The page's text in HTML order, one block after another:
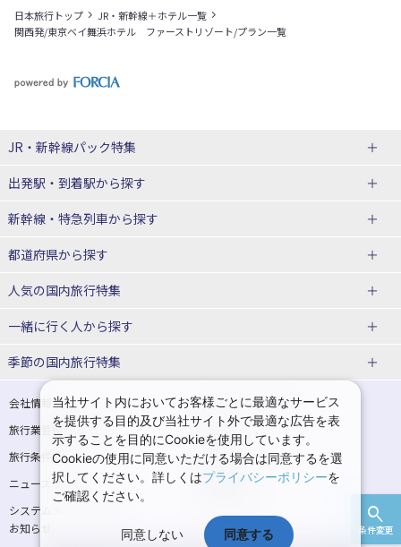
条件変更
日本旅行トップ
JR・新幹線＋ホテル一覧
関西発/東京ベイ舞浜ホテル ファーストリゾート/プラン一覧
JR・新幹線パック特集
JR・新幹線＋ホテルパック
出張パック
出発駅・到着駅から探す
秋田⇔東京 新幹線パック
仙台→東京 新幹線パック
富山⇔東京 新幹線パック
東京→仙台 新幹線パック
東京→金沢 新幹線パック
東京⇔軽井沢 新幹線パック 東京→長野 新幹線パック
東京→名古屋 新幹線パック 東京→京都 新幹線パック
東京→大阪（新大阪） 新幹線パッ
ク
東京→神戸（新神戸） 新幹線パッ
ク
東京→岡山 新幹線パック 東京→広島 新幹線パック
新幹線・特急列車から探す
北海道新幹線 旅行
山形新幹線 旅行
東海道新幹線 旅行
上越新幹線 旅行
九州新幹線 旅行 西九州新幹線 旅行
特急サンダーバード 旅行
都道府県から探す
北海道旅行・ツアー
東北
青森旅行・ツアー 岩手旅行・ツアー
宮城旅行・ツアー 秋田旅行・ツアー
山形旅行・ツアー 福島旅行・ツアー
関東
神奈川旅行・ツアー
人気の国内旅行特集
東京ディズニーリゾート®への旅
ユニバーサル・スタジオ・ジャパ
温泉旅行 日帰り旅行
一緒に行く人から探す
一人旅 国内版
カップル・夫婦旅行 国内版 女子旅 国内版
卒業旅行・学生旅行 国内版
季節の国内旅行特集
桜・お花見特集
ゴールデンウィーク（GW）の国内
旅行
夏休み・お盆の国内旅行 7月の国内旅行
8月の国内旅行 9月の国内旅行
10月の国内旅行 11月の国内旅行
会社情報
プライバシーポリシー
旅行業登録票・約款
規約集
旅行条件書
商標について
ニュースリリース
採用情報
システムメンテナンスの
お知らせ
当社サイト内においてお客様ごとに最適なサービス
を提供する目的及び当社サイト外で最適な広告を表
示することを目的にCookieを使用しています。
Cookieの使用に同意いただける場合は同意するを選
択してください。詳しくはプライバシーポリシーを
ご確認ください。
同意しない 同意する